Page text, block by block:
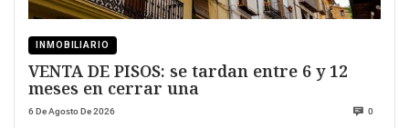
INMOBILIARIO
VENTA DE PISOS: se tardan entre 6 y 12
meses en cerrar una
6 De Agosto De 2026 0